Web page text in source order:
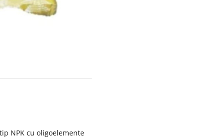
NPK cu oligoelemente, solid, in totalitate solubil in apa, compus